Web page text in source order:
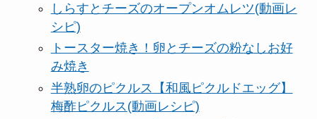
しらすとチーズのオープンオムレツ(動画レ
シピ)
トースター焼き！卵とチーズの粉なしお好
み焼き
半熟卵のピクルス【和風ピクルドエッグ】
梅酢ピクルス(動画レシピ)